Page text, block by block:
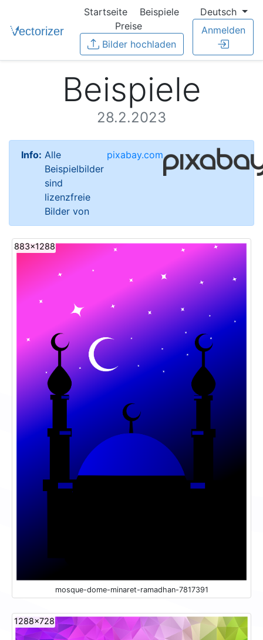
Startseite
Beispiele
Preise
Bilder hochladen
Deutsch
Anmelden
Beispiele
28.2.2023
Info: Alle
Beispielbilder
sind
lizenzfreie
Bilder von
pixabay.com
883x1288
mosque-dome-minaret-ramadhan-7817391
1288x728